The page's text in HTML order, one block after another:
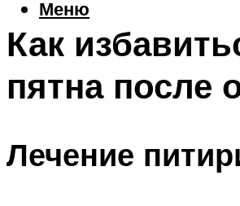
Меню
Как
пятна после
Лечение